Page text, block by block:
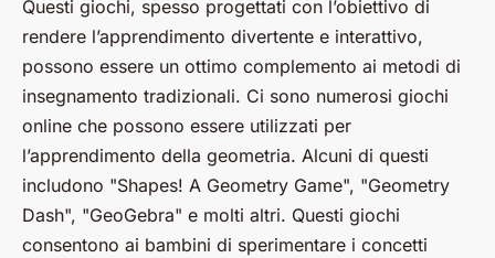
Questi giochi, spesso progettati con l’obiettivo di
rendere l’apprendimento divertente e interattivo,
possono essere un ottimo complemento ai metodi di
insegnamento tradizionali. Ci sono numerosi giochi
online che possono essere utilizzati per
l’apprendimento della geometria. Alcuni di questi
includono "Shapes! A Geometry Game", "Geometry
Dash", "GeoGebra" e molti altri. Questi giochi
consentono ai bambini di sperimentare i concetti